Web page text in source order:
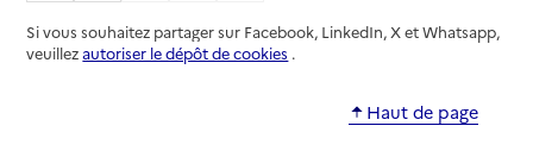
Si vous souhaitez partager sur Facebook, LinkedIn, X et Whatsapp,
veuillezautoriser le dépôt de cookies .
Haut de page